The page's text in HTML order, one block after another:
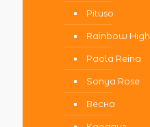
Pituso
Rainbow High
Paola Reina
Sonya Rose
Весна